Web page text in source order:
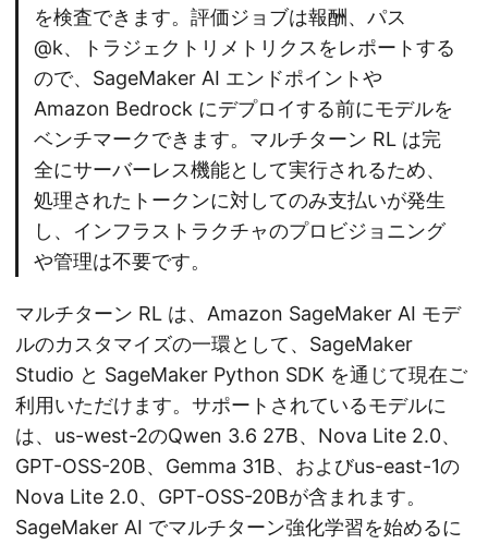
を検査できます。評価ジョブは報酬、パス
@k、トラジェクトリメトリクスをレポートする
ので、SageMaker AI エンドポイントや
Amazon Bedrock にデプロイする前にモデルを
ベンチマークできます。マルチターン RL は完
全にサーバーレス機能として実行されるため、
処理されたトークンに対してのみ支払いが発生
し、インフラストラクチャのプロビジョニング
や管理は不要です。
マルチターン RL は、Amazon SageMaker AI モデ
ルのカスタマイズの一環として、SageMaker
Studio と SageMaker Python SDK を通じて現在ご
利用いただけます。サポートされているモデルに
は、us-west-2のQwen 3.6 27B、Nova Lite 2.0、
GPT-OSS-20B、Gemma 31B、およびus-east-1の
Nova Lite 2.0、GPT-OSS-20Bが含まれます。
SageMaker AI でマルチターン強化学習を始めるに